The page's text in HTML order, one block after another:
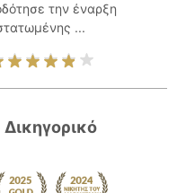
την έναρξη
...